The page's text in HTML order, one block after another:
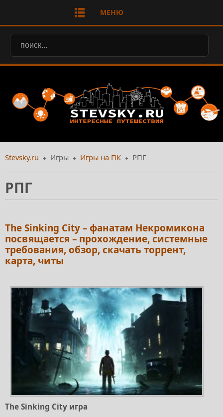
МЕНЮ
Stevsky.ru Игры Игры на ПК РПГ
РПГ
The Sinking City – фанатам Некромикона
посвящается – прохождение, системные
требования, обзор, скачать торрент,
карта, читы
The Sinking City игра